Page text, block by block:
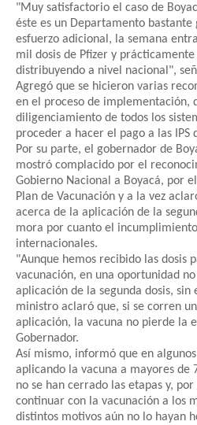
"Muy satisfactorio el caso de
éste es un Departamento
esfuerzo adicional, la semana
mil dosis de Pfizer y
distribuyendo a nivel nacional",
Agregó que se hicieron varias
en el proceso de implementación,
diligenciamiento de todos los
proceder a hacer el pago a las IPS
Por su parte, el gobernador de
mostró complacido por el
Gobierno Nacional a Boyacá, por
Plan de Vacunación y a la vez
acerca de la aplicación de la
mora por cuanto el
internacionales.
"Aunque hemos recibido las dosis
vacunación, en una oportunidad
aplicación de la segunda dosis, sin
ministro aclaró que, si se corren
aplicación, la vacuna no pierde la
Gobernador.
Así mismo, informó que en
aplicando la vacuna a mayores de
no se han cerrado las etapas y,
continuar con la vacunación a los
distintos motivos aún no lo hayan